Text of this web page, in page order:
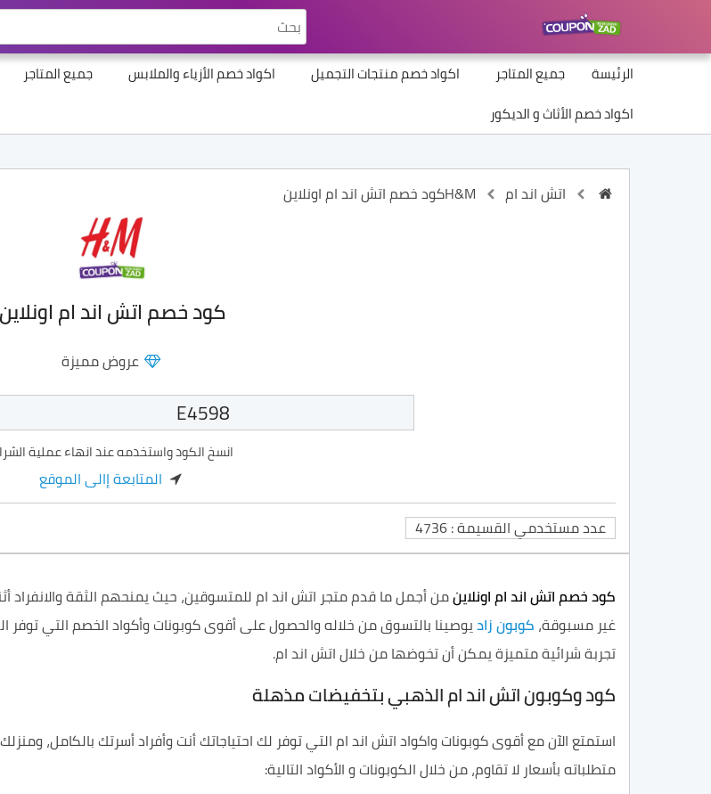
الرئيسة جميع المتاجر اكواد خصم منتجات التجميل اكواد خصم الأزياء والملابس جميع المتاجر
اكواد خصم الأثاث و الديكور
اتش اند ام H&M كود خصم اتش اند ام اونلاين
كود خصم اتش اند ام اونلاين
عروض مميزة
انسخ الكود واستخدمه عند انهاء عملية
المتابعة إالى الموقع
عدد مستخدمي القسيمة : 4736
كود خصم اتش اند ام اونلاينمن أجمل ما قدم متجر اتش اند ام للمتسوقين، حيث يمنحهم الثقة والانفراد
غير مسبوقة، كوبون زاديوصينا بالتسوق من خلاله والحصول على أقوى كوبونات وأكواد الخصم التي توفر
تجربة شرائية متميزة يمكن أن تخوضها من خلال اتش اند ام.
كود وكوبون اتش اند ام الذهبي بتخفيضات مذهلة
استمتع الآن مع أقوى كوبونات واكواد اتش اند ام التي توفر لك احتياجاتك أنت وأفراد أسرتك بالكامل،
متطلباته بأسعار لا تقاوم، من خلال الكوبونات و الأكواد التالية: